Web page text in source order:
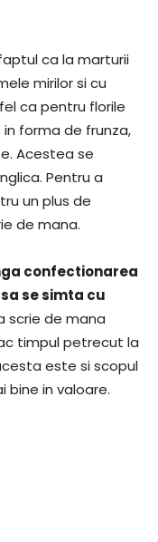
ca la marturii
mirilor si cu
ca pentru florile
forma de frunza,
Acestea se
Pentru a
un plus de
de mana.
confectionarea
se simta cu
scrie de mana
timpul petrecut la
este si scopul
bine in valoare.